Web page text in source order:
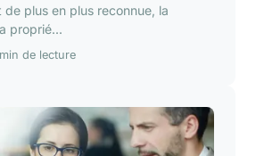
de plus en plus reconnue, la
proprié...
de lecture